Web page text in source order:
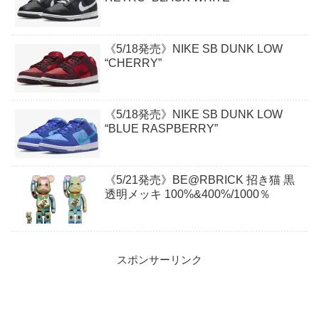
《5/18発売》NIKE SB DUNK LOW
“CHERRY”
《5/18発売》NIKE SB DUNK LOW
“BLUE RASPBERRY”
《5/21発売》BE@RBRICK 招き猫 黒
透明メッキ 100%&400%/1000％
スポンサーリンク